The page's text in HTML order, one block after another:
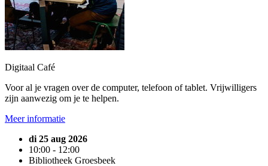
Digitaal Café
Voor al je vragen over de computer, telefoon of tablet. Vrijwilligers
zijn aanwezig om je te helpen.
Meer informatie
di 25 aug 2026
10:00 - 12:00
Bibliotheek Groesbeek